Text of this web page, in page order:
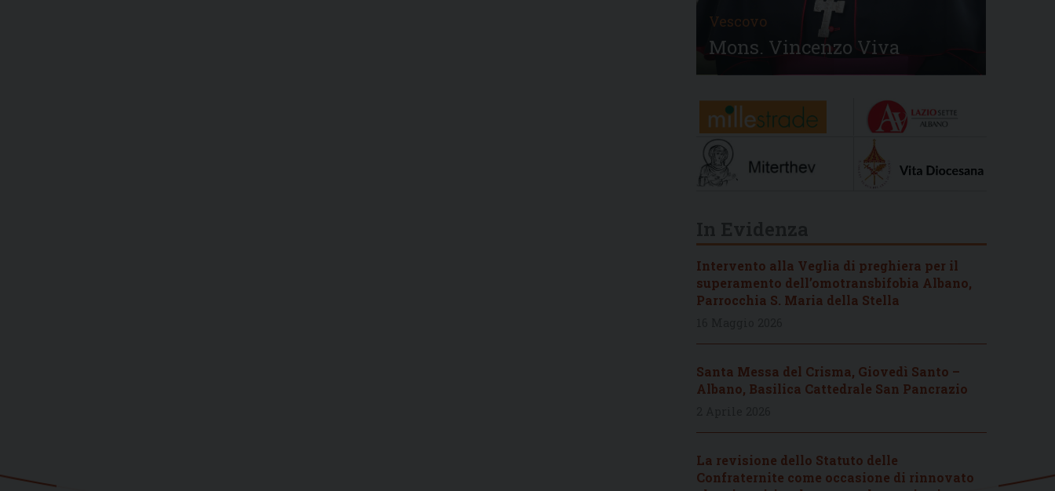
Vescovo
Mons. Vincenzo Viva
Intervento alla Veglia di preghiera per il
superamento dell’omotransbifobia Albano,
Parrocchia S. Maria della Stella
Santa Messa del Crisma, Giovedì Santo –
Albano, Basilica Cattedrale San Pancrazio
La revisione dello Statuto delle
Confraternite come occasione di rinnovato